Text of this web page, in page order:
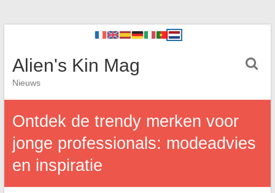
Alien's Kin Mag
Nieuws
Ontdek de trendy merken voor
jonge professionals: modeadvies
en inspiratie